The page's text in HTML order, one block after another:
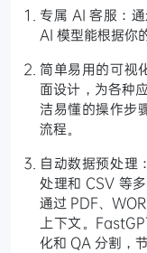
专属 AI 客服：
AI 模型能根据你
简单易用的可视
面设计，为各种
洁易懂的操作步
流程。
自动数据预处理
处理和 CSV 等
通过 PDF、
上下文。
化和 QA 分割，